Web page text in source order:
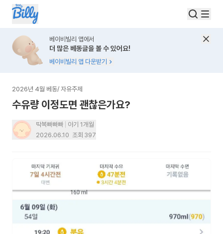
베이비빌리 앱에서
더 많은 베동글을 볼 수 있어요!
베이비빌리 앱 다운받기
2026년 4월 베동/ 자유주제
수유량 이정도면 괜찮은가요?
딱복빠빠빠
아기 1개월
2026.06.10 조회 397